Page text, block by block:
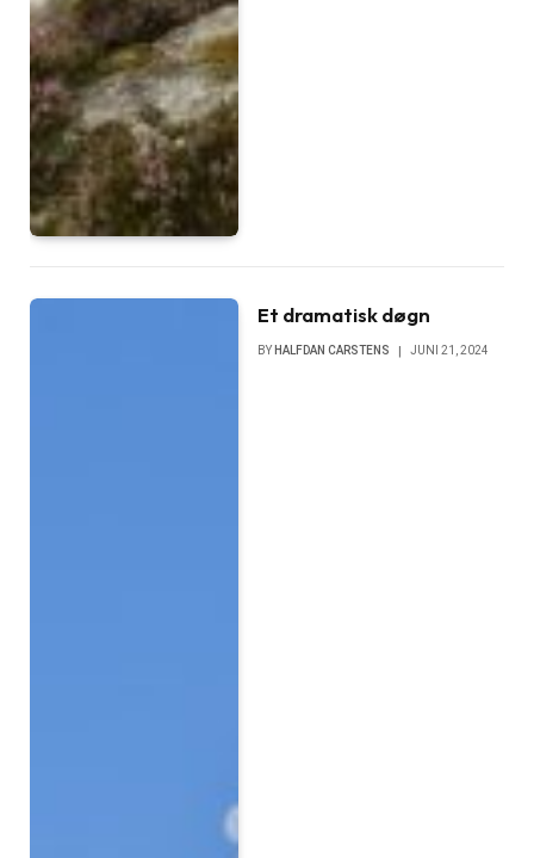
Et dramatisk døgn
BY HALFDAN CARSTENS JUNI 21, 2024